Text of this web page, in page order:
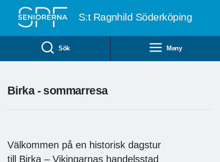
S:t Ragnhild Söderköping
Sök Meny
Birka - sommarresa
Välkommen på en historisk dagstur
till Birka – Vikingarnas handelsstad